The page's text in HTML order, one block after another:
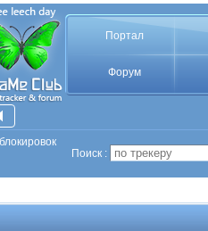
Портал
Форум
Поиск :